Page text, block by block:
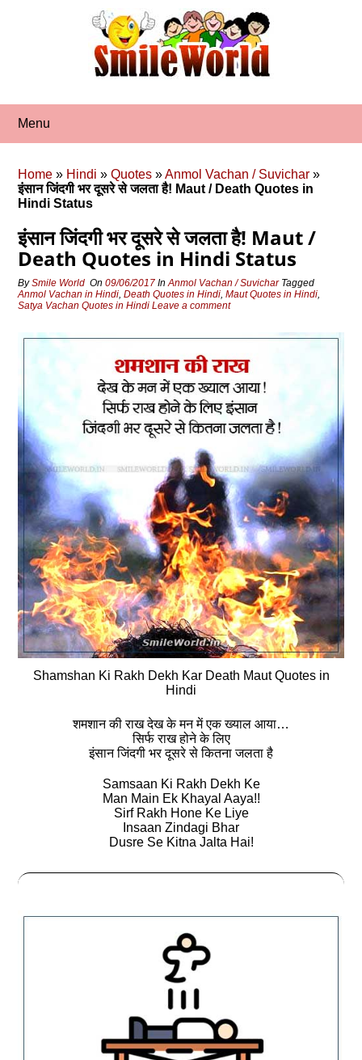
Menu
Home » Hindi »Quotes »Anmol Vachan / Suvichar »
इंसान जिंदगी भर दूसरे से जलता है! Maut / Death Quotes in
Hindi Status
इंसान जिंदगी भर दूसरे से जलता है! Maut /
Death Quotes in Hindi Status
BySmile World On09/06/2017 InAnmol Vachan / Suvichar Tagged
Anmol Vachan in Hindi,Death Quotes in Hindi,Maut Quotes in Hindi,
Satya Vachan Quotes in Hindi Leave a comment
Shamshan Ki Rakh Dekh Kar Death Maut Quotes in
Hindi
शमशान की राख देख के मन में एक ख्‍याल आया…
सिर्फ राख होने के लिए
इंसान जिंदगी भर दूसरे से कितना जलता है
Samsaan Ki Rakh Dekh Ke
Man Main Ek Khayal Aaya!!
Sirf Rakh Hone Ke Liye
Insaan Zindagi Bhar
Dusre Se Kitna Jalta Hai!